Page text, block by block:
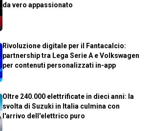
da vero appassionato
Rivoluzione digitale per il Fantacalcio:
partnership tra Lega Serie A e Volkswagen
per contenuti personalizzati in-app
Oltre 240.000 elettrificate in dieci anni: la
svolta di Suzuki in Italia culmina con
l'arrivo dell'elettrico puro